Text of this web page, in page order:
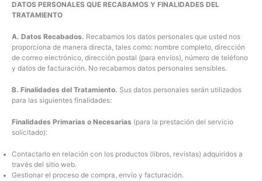
DATOS PERSONALES QUE RECABAMOS Y FINALIDADES DEL
TRATAMIENTO
A. Datos Recabados. Recabamos los datos personales que usted nos
proporciona de manera directa, tales como: nombre completo, dirección
de correo electrónico, dirección postal (para envíos), número de teléfono
y datos de facturación. No recabamos datos personales sensibles.
B. Finalidades del Tratamiento. Sus datos personales serán utilizados
para las siguientes finalidades:
Finalidades Primarias o Necesarias (para la prestación del servicio
solicitado):
Contactarlo en relación con los productos (libros, revistas) adquiridos a
través del sitio web.
Gestionar el proceso de compra, envío y facturación.